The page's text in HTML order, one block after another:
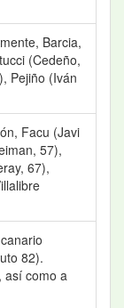
Barcia,
(Cedeño,
Pejiño (Iván
Facu (Javi
57),
67),
82).
así como a